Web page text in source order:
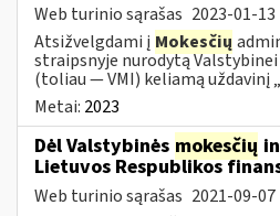
Web turinio sąrašas 2023-01-13
Atsižvelgdami į Mokesčių
straipsnyje nurodytą Valstybinei
(toliau — VMI) keliamą uždavinį
Metai: 2023
Dėl Valstybinės mokesčių
Lietuvos Respublikos
Web turinio sąrašas 2021-09-07